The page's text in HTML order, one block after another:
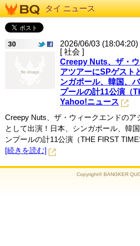
タイ ニュース
30
2026/06/03 (18:04:20)
[ 社会 ]
Creepy Nuts、ザ・
アツアーにSPゲスト
ンガポール、韓国、
プールの計11公演（
Yahoo!ニュース
Creepy Nuts、ザ・ウィークエンドのア
として出演！日本、シンガポール、韓
ンプールの計11公演（THE FIRST
[続きを読む]
Copyright© BANGKER